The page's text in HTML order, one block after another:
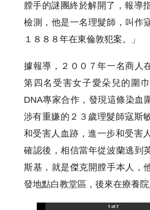
膛手的謎團終於解開了，報導
檢測，他是一名理髮師，叫作
１８８８年在東倫敦犯案。」
據報導，２００７年一名商人
第四名受害女子愛朵兒的圍
DNA專家合作，發現這條染血
涉有重嫌的２３歲理髮師寇斯
和受害人血跡，進一步和受害
確認後，相信當年從波蘭逃到
斯基，就是傑克開膛手本人，
發地點白教堂區，後來在療養院